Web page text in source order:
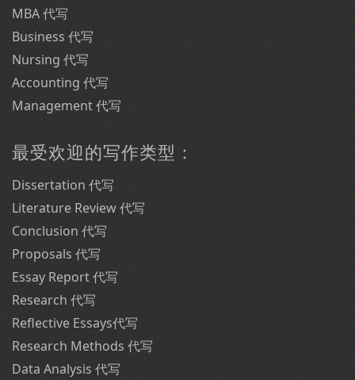
MBA 代写
Business 代写
Nursing 代写
Accounting 代写
Management 代写
最受欢迎的写作类型：
Dissertation 代写
Literature Review 代写
Conclusion 代写
Proposals 代写
Essay Report 代写
Research 代写
Reflective Essays代写
Research Methods 代写
Data Analysis 代写